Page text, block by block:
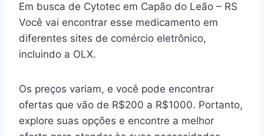
Em busca de Cytotec em Capão do Leão – RS
Você vai encontrar esse medicamento em
diferentes sites de comércio eletrônico,
incluindo a OLX.
Os preços variam, e você pode encontrar
ofertas que vão de R$200 a R$1000. Portanto,
explore suas opções e encontre a melhor